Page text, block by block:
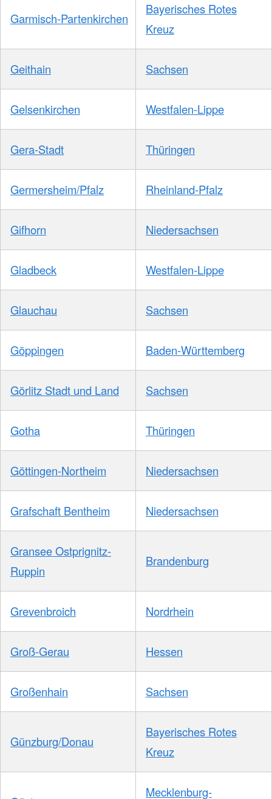
Garmisch-Partenkirchen
Bayerisches Rotes
Kreuz
Geithain Sachsen
Gelsenkirchen Westfalen-Lippe
Gera-Stadt Thüringen
Germersheim/Pfalz Rheinland-Pfalz
Gifhorn Niedersachsen
Gladbeck Westfalen-Lippe
Glauchau Sachsen
Göppingen Baden-Württemberg
Görlitz Stadt und Land Sachsen
Gotha Thüringen
Göttingen-Northeim Niedersachsen
Grafschaft Bentheim Niedersachsen
Gransee Ostprignitz-
Ruppin
Brandenburg
Grevenbroich Nordrhein
Groß-Gerau Hessen
Großenhain Sachsen
Günzburg/Donau
Bayerisches Rotes
Kreuz
Mecklenburg-